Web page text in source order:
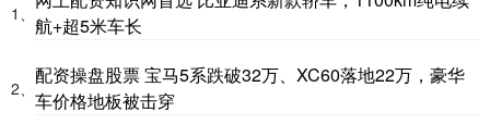
1、 航+超5米车长
2、
配资操盘股票 宝马5系跌破32万、XC60落地22万，豪华
车价格地板被击穿